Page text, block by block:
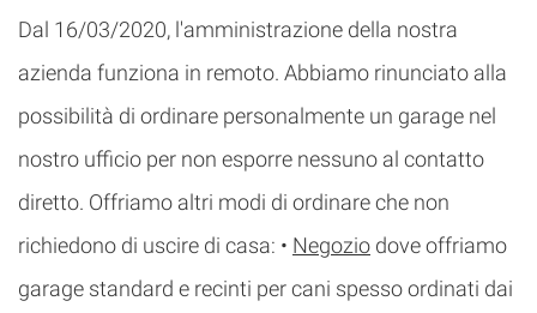
Dal 16/03/2020, l'amministrazione della nostra
azienda funziona in remoto. Abbiamo rinunciato alla
possibilità di ordinare personalmente un garage nel
nostro ufficio per non esporre nessuno al contatto
diretto. Offriamo altri modi di ordinare che non
richiedono di uscire di casa: • Negozio dove offriamo
garage standard e recinti per cani spesso ordinati dai